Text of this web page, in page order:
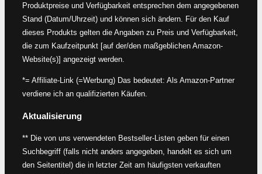
Produktpreise und Verfügbarkeit entsprechen dem angegebenen
Stand (Datum/Uhrzeit) und können sich ändern. Für den Kauf
dieses Produkts gelten die Angaben zu Preis und Verfügbarkeit,
die zum Kaufzeitpunkt [auf der/den maßgeblichen Amazon-
Website(s)] angezeigt werden.
*= Affiliate-Link (=Werbung) Das bedeutet: Als Amazon-Partner
verdiene ich an qualifizierten Käufen.
Aktualisierung
** Die von uns verwendeten Bestseller-Listen geben für einen
Suchbegriff (falls nicht anders angegeben, handelt es sich um
den Seitentitel) die in letzter Zeit am häufigsten verkauften